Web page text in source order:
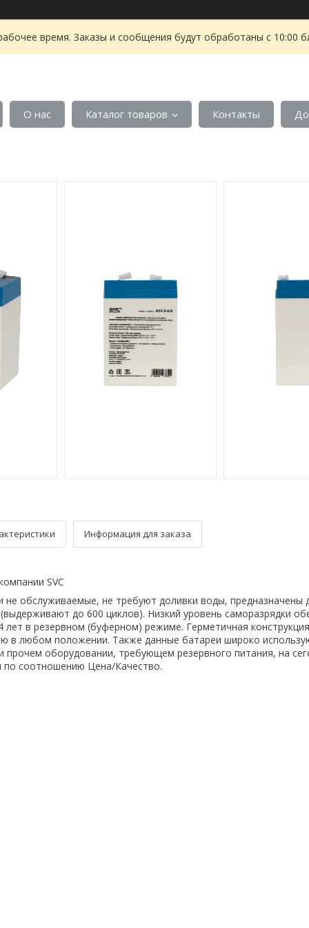
время. Заказы и сообщения будут обработаны с 10:00
О нас Каталог товаров Контакты
Информация для заказа
SVC
не обслуживаемые, не требуют доливки воды, предназначены
до 600 циклов). Низкий уровень саморазрядки
лет в резервном (буферном) режиме. Герметичная
в любом положении. Также данные батареи широко
оборудовании, требующем резервного питания, на
по соотношению Цена/Качество.